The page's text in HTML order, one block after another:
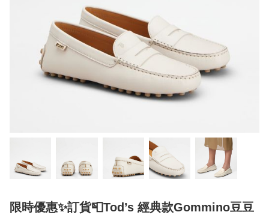
限時優惠✨訂貨📮Tod’s 經典款Gommino豆豆